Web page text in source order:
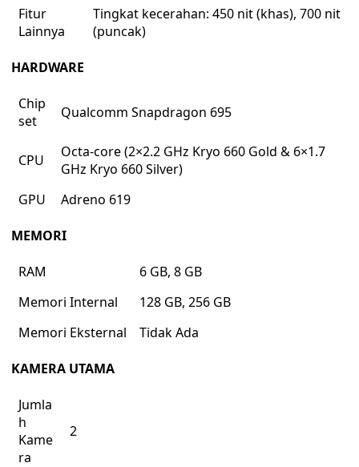
Fitur
Lainnya
Tingkat kecerahan: 450 nit (khas), 700 nit
(puncak)
HARDWARE
Chip
set
Qualcomm Snapdragon 695
CPU
Octa-core (2×2.2 GHz Kryo 660 Gold & 6×1.7
GHz Kryo 660 Silver)
GPU
Adreno 619
MEMORI
RAM
6 GB, 8 GB
Memori Internal
128 GB, 256 GB
Memori Eksternal
Tidak Ada
KAMERA UTAMA
Jumla
h
Kame
ra
2